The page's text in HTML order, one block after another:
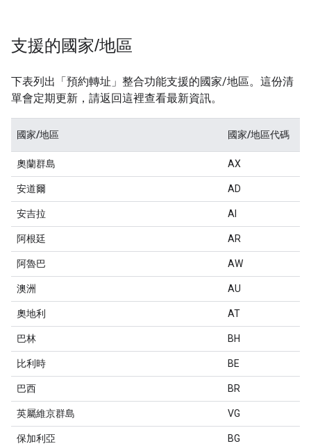
支援的國家/地區
下表列出「預約轉址」整合功能支援的國家/地區。這份清
單會定期更新，請返回這裡查看最新資訊。
國家/地區 國家/地區代碼
奧蘭群島 AX
安道爾 AD
安吉拉 AI
阿根廷 AR
阿魯巴 AW
澳洲 AU
奧地利 AT
巴林 BH
比利時 BE
巴西 BR
英屬維京群島 VG
保加利亞 BG